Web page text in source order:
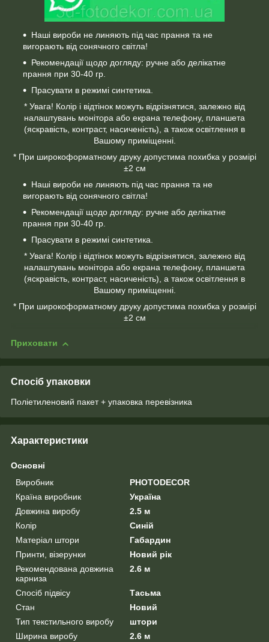
Наші вироби не линяють під час прання та не
вигорають від сонячного світла!
Рекомендації щодо догляду: ручне або делікатне
прання при 30-40 гр.
Прасувати в режимі синтетика.
* Увага! Колір і відтінок можуть відрізнятися, залежно від
налаштувань монітора або екрана телефону, планшета
(яскравість, контраст, насиченість), а також освітлення в
Вашому приміщенні.
* При широкоформатному друку допустима похибка у розмірі
±2 см
Наші вироби не линяють під час прання та не
вигорають від сонячного світла!
Рекомендації щодо догляду: ручне або делікатне
прання при 30-40 гр.
Прасувати в режимі синтетика.
* Увага! Колір і відтінок можуть відрізнятися, залежно від
налаштувань монітора або екрана телефону, планшета
(яскравість, контраст, насиченість), а також освітлення в
Вашому приміщенні.
* При широкоформатному друку допустима похибка у розмірі
±2 см
Приховати
Спосіб упаковки
Поліетиленовий пакет + упаковка перевізника
Характеристики
Основні
Виробник
PHOTODECOR
Країна виробник
Україна
Довжина виробу
2.5 м
Колір
Синій
Матеріал штори
Габардин
Принти, візерунки
Новий рік
Рекомендована довжина
карниза
2.6 м
Спосіб підвісу
Тасьма
Стан
Новий
Тип текстильного виробу
штори
Ширина виробу
2.6 м